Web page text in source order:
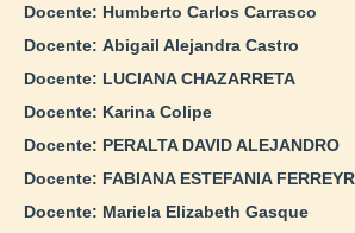
Docente: Humberto Carlos Carrasco
Docente: Abigail Alejandra Castro
Docente: LUCIANA CHAZARRETA
Docente: Karina Colipe
Docente: PERALTA DAVID ALEJANDRO
Docente: FABIANA ESTEFANIA
Docente: Mariela Elizabeth Gasque